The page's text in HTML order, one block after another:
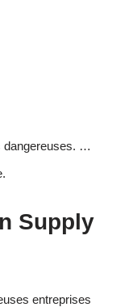
dangereuses. …
Supply
entreprises